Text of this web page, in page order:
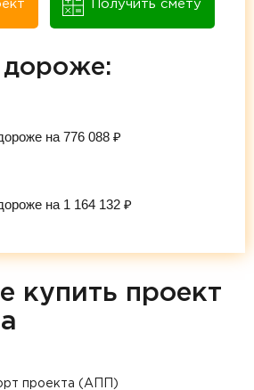
Получить смету
на 776 088 ₽
на 1 164 132 ₽
купить проект
проекта (АПП)